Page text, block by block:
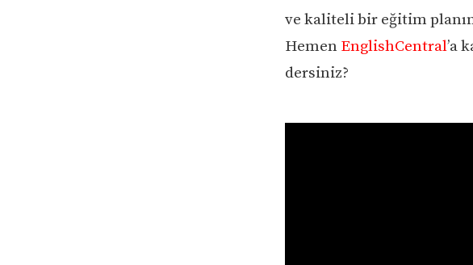
ve kaliteli bir eğitim
Hemen EnglishCentral’a
dersiniz?